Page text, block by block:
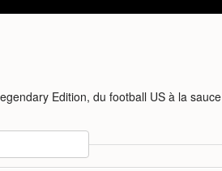
Edition, du football US à la sauce